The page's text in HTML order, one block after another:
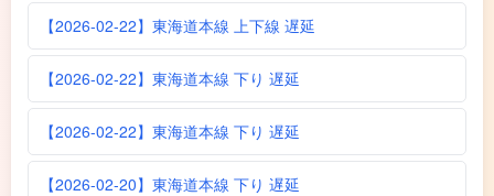
【2026-02-22】東海道本線 上下線 遅延
【2026-02-22】東海道本線 下り 遅延
【2026-02-22】東海道本線 下り 遅延
【2026-02-20】東海道本線 下り 遅延